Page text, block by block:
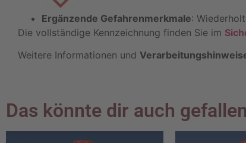
Ergänzende Gefahrenmerkmale:
Die vollständige Kennzeichnung finden Sie im
Weitere Informationen und
Das könnte dir auch